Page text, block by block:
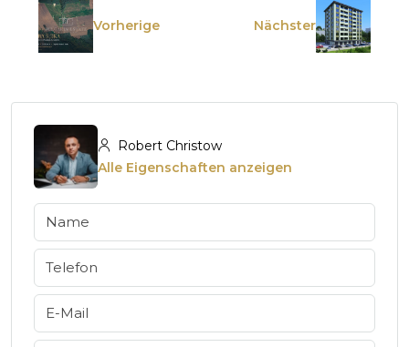
Vorherige Nächster
Robert Christow
Alle Eigenschaften anzeigen